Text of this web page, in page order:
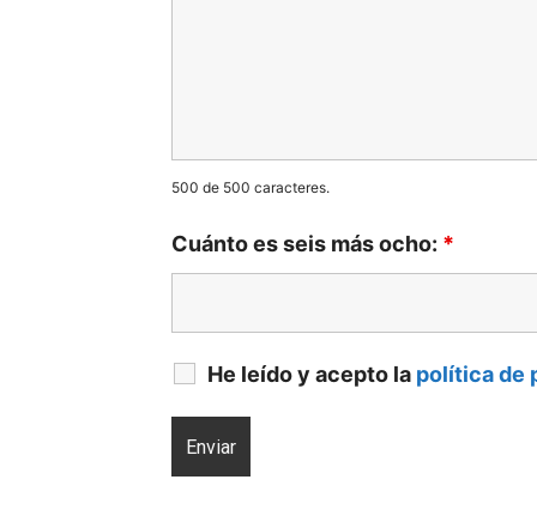
500 de 500 caracteres.
Cuánto es seis más ocho: *
He leído y acepto la política de